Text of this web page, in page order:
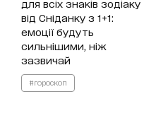
для всіх знаків зодіаку
від Сніданку з 1+1:
емоції будуть
сильнішими, ніж
зазвичай
#гороскоп